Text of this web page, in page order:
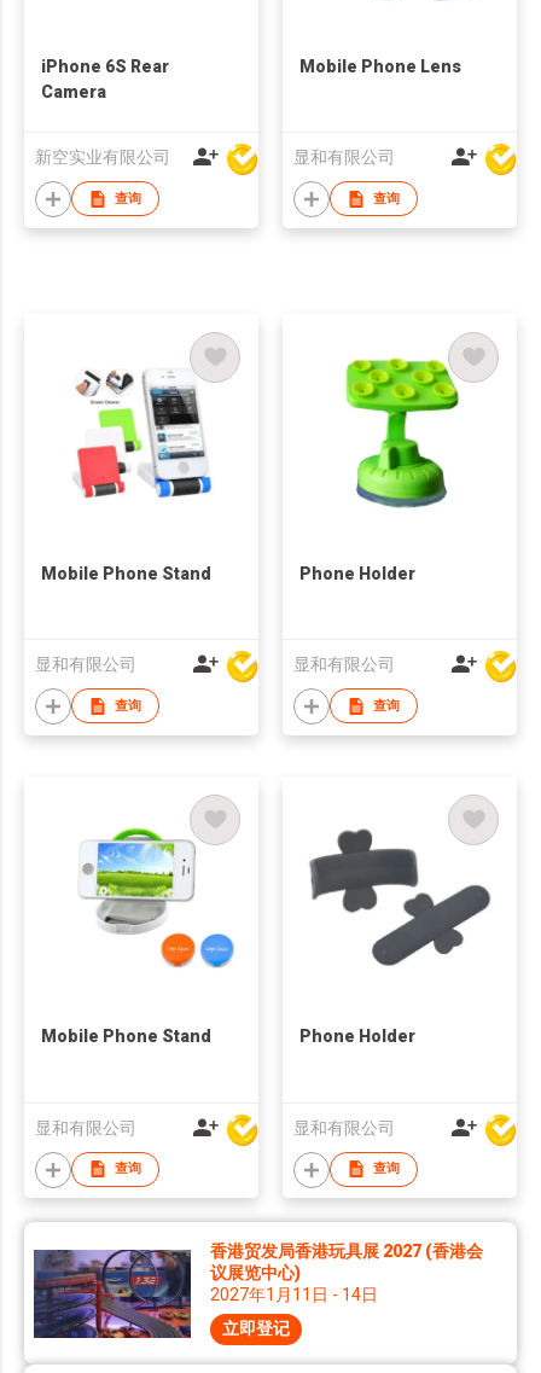
iPhone 6S Rear
Camera
新空实业有限公司
查询
Mobile Phone Lens
显和有限公司
查询
Mobile Phone Stand
显和有限公司
查询
Phone Holder
显和有限公司
查询
Mobile Phone Stand
显和有限公司
查询
Phone Holder
显和有限公司
查询
香港贸发局香港玩具展 2027 (香港会
议展览中心)
2027年1月11日 - 14日
立即登记